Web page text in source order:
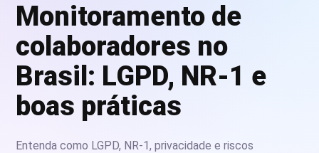
Monitoramento de
colaboradores no
Brasil: LGPD, NR-1 e
boas práticas
Entenda como LGPD, NR-1, privacidade e riscos